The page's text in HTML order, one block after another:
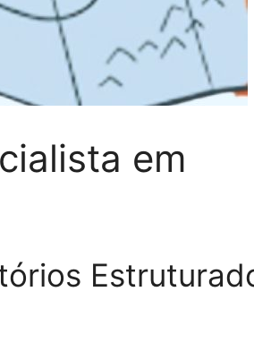
em